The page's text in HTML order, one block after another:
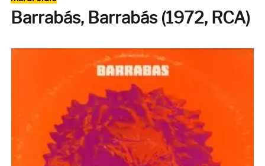
Canciones
(Ground
/
Barrabás, Barrabás (1972, RCA)